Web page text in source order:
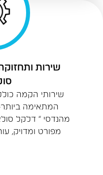
שירות
שירותי הקמה
המתאימה
מהנדסי “ דלקל
מפורט ומדויק,